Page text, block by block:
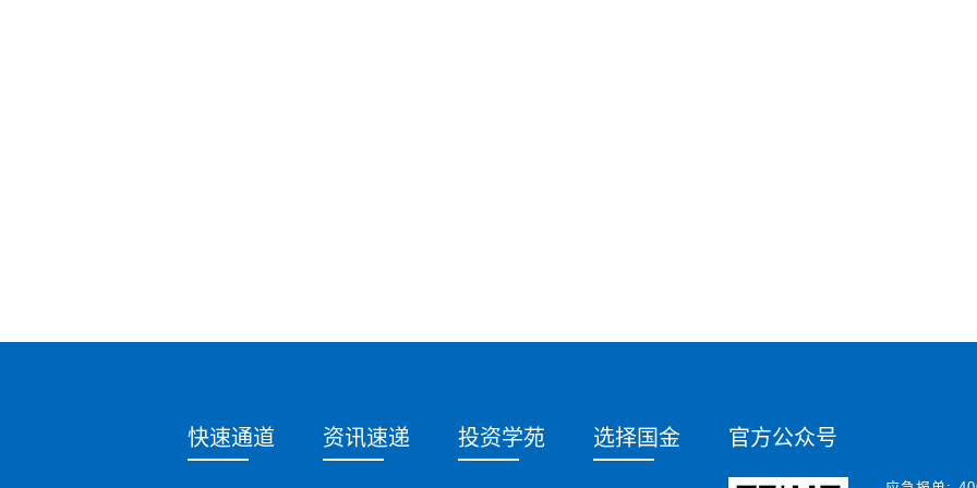
快速通道 资讯速递 投资学苑 选择国金 官方公众号